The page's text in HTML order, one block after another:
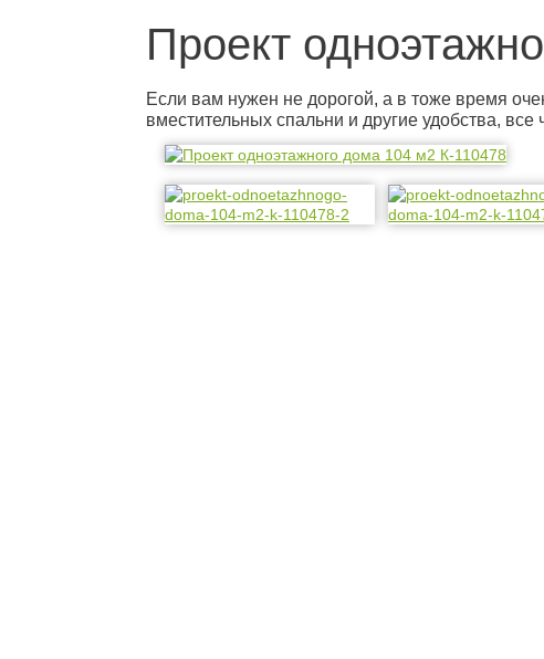
Проект
Если вам нужен не дорогой, а в тоже время
вместительных спальни и другие удобства,